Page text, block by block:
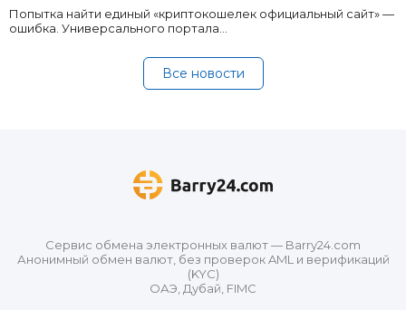
Попытка найти единый «криптокошелек официальный сайт» —
ошибка. Универсального портала…
Все новости
Сервис обмена электронных валют — Barry24.com
Анонимный обмен валют, без проверок AML и верификаций
(KYC)
ОАЭ, Дубай, FIMC